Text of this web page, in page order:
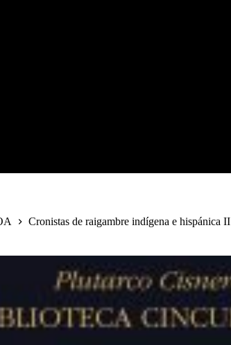
Cronistas de raigambre indígena e hispánica II